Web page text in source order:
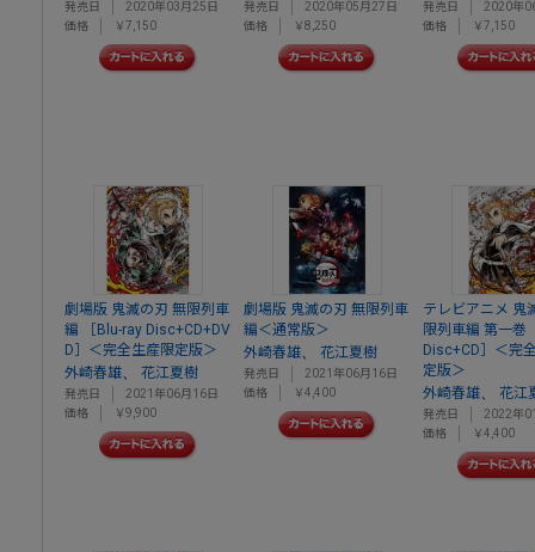
発売日
2020年03月25日
価格
￥7,150
発売日
2020年05月27日
価格
￥8,250
発売日
2020年
価格
￥7,150
劇場版 鬼滅の刃 無限列車
編 ［Blu-ray Disc+CD+DV
D］＜完全生産限定版＞
外崎春雄
花江夏樹
発売日
2021年06月16日
価格
￥9,900
劇場版 鬼滅の刃 無限列車
編＜通常版＞
外崎春雄
花江夏樹
発売日
2021年06月16日
価格
￥4,400
テレビアニメ 鬼
限列車編 第一巻
Disc+CD］＜完
定版＞
外崎春雄
花江
発売日
2022年
価格
￥4,400